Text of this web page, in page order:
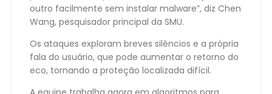
outro facilmente sem instalar malware”, diz Chen
Wang, pesquisador principal da SMU.
Os ataques exploram breves silêncios e a própria
fala do usuário, que pode aumentar o retorno do
eco, tornando a proteção localizada difícil.